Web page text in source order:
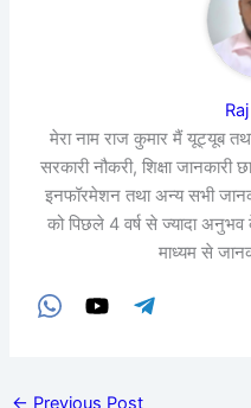
मेरा नाम राज कुमार मैं यूट्यूब
सरकारी नौकरी, शिक्षा जानकारी
इनफॉरमेशन तथा अन्य सभी
को पिछले 4 वर्ष से ज्यादा
माध्यम से
← Previous Post